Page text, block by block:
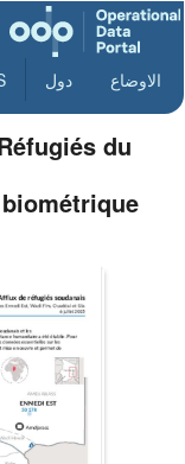
الاوضاع دول
du